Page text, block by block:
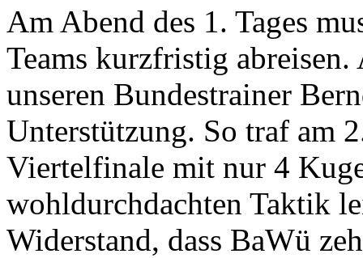
Am Abend des 1. Tages
Teams kurzfristig
unseren Bundestrainer
Unterstützung. So traf am
Viertelfinale mit nur 4
wohldurchdachten Taktik
Widerstand, dass BaWü